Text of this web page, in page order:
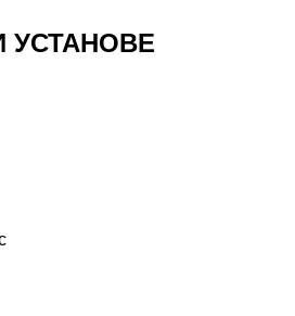
УСТАНОВЕ